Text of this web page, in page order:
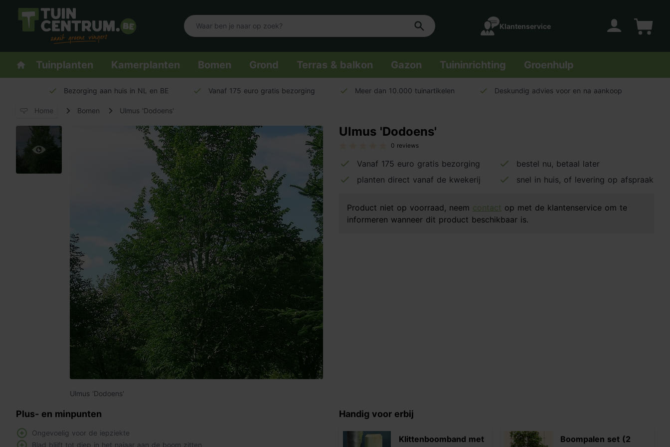
Logo Tuincentrum.be
Klantenservice
Homepage
Tuinplanten Kamerplanten Bomen Grond Terras & balkon Gazon Tuininrichting Groenhulp
Bezorging aan huis in NL en BE Vanaf 175 euro gratis bezorging Meer dan 10.000 tuinartikelen Deskundig advies voor en na aankoop
Home Bomen Ulmus 'Dodoens'
Ulmus 'Dodoens'
Ulmus 'Dodoens'
0 reviews
Vanaf 175 euro gratis bezorging
bestel nu, betaal later
planten direct vanaf de kwekerij
snel in huis, of levering op afspraak
Product niet op voorraad, neem contact op met de klantenservice om te
informeren wanneer dit product beschikbaar is.
Plus- en minpunten
Ongevoelig voor de iepziekte
Blad blijft tot diep in het najaar aan de boom zitten
Handig voor erbij
Klittenboomband met
Boompalen set (2